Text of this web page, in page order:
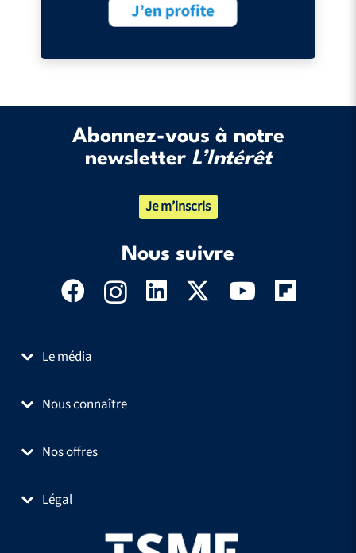
Abonnez-vous à notre
newsletter L’Intérêt
Je m’inscris
Nous suivre
Le média
Nous connaître
Nos offres
Légal